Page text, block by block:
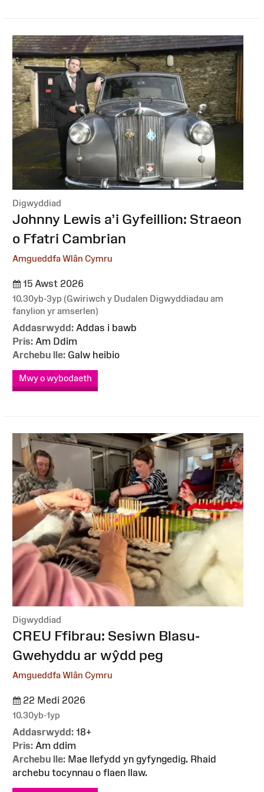
Digwyddiad
:
Johnny Lewis a’i Gyfeillion: Straeon
o Ffatri Cambrian
Amgueddfa Wlân Cymru
15 Awst 2026
10.30yb-3yp (Gwiriwch y Dudalen Digwyddiadau am
fanylion yr amserlen)
Addasrwydd: Addas i bawb
Pris: Am Ddim
Archebu lle: Galw heibio
Mwy o wybodaeth
Digwyddiad
:CREU Ffibrau: Sesiwn Blasu-
Gwehyddu ar wŷdd peg
Amgueddfa Wlân Cymru
22 Medi 2026
10.30yb-1yp
Addasrwydd: 18+
Pris: Am ddim
Archebu lle: Mae llefydd yn gyfyngedig. Rhaid
archebu tocynnau o flaen llaw.